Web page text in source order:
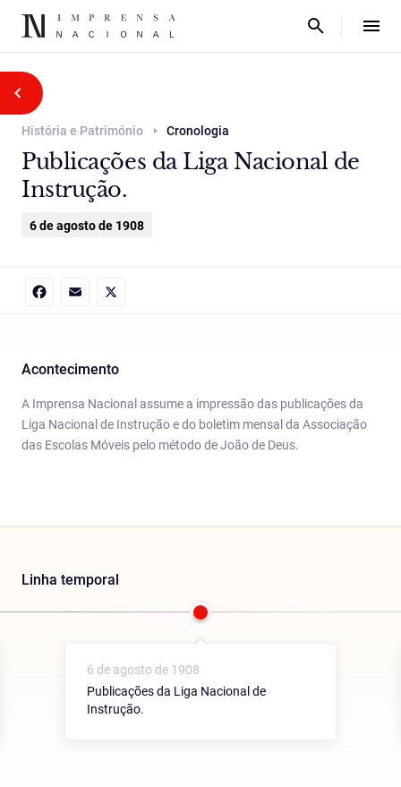
História e Património Cronologia
Publicações da Liga Nacional de
Instrução.
6 de agosto de 1908
Acontecimento
A Imprensa Nacional assume a impressão das publicações da
Liga Nacional de Instrução e do boletim mensal da Associação
das Escolas Móveis pelo método de João de Deus.
Linha temporal
6 de agosto de 1908
Publicações da Liga Nacional de
Instrução.